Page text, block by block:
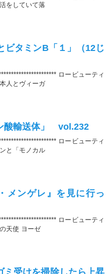
をしていて落
ビタミンB「１」（12じ
ロービューティ
人とヴィーガ
酸輸送体」 vol.232
ロービューティ
と「モノカル
メンゲレ』を見に行っ
ロービューティ
天使 ヨーゼ
ミ受けを掃除したら上昇